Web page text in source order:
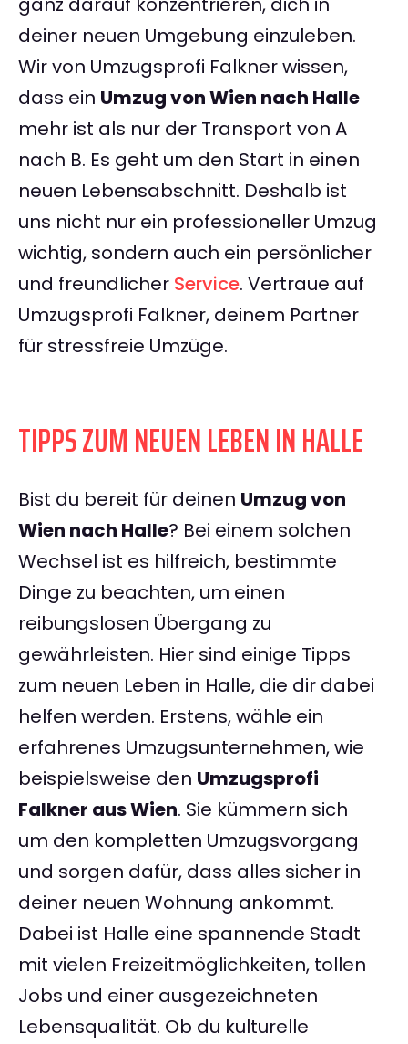
deiner neuen Umgebung einzuleben.
Wir von Umzugsprofi Falkner wissen,
dass ein Umzug von Wien nach Halle
mehr ist als nur der Transport von A
nach B. Es geht um den Start in einen
neuen Lebensabschnitt. Deshalb ist
uns nicht nur ein professioneller Umzug
wichtig, sondern auch ein persönlicher
und freundlicher Service. Vertraue auf
Umzugsprofi Falkner, deinem Partner
für stressfreie Umzüge.
TIPPS ZUM NEUEN LEBEN IN HALLE
Bist du bereit für deinen Umzug von
Wien nach Halle? Bei einem solchen
Wechsel ist es hilfreich, bestimmte
Dinge zu beachten, um einen
reibungslosen Übergang zu
gewährleisten. Hier sind einige Tipps
zum neuen Leben in Halle, die dir dabei
helfen werden. Erstens, wähle ein
erfahrenes Umzugsunternehmen, wie
beispielsweise den Umzugsprofi
Falkner aus Wien. Sie kümmern sich
um den kompletten Umzugsvorgang
und sorgen dafür, dass alles sicher in
deiner neuen Wohnung ankommt.
Dabei ist Halle eine spannende Stadt
mit vielen Freizeitmöglichkeiten, tollen
Jobs und einer ausgezeichneten
Lebensqualität. Ob du kulturelle